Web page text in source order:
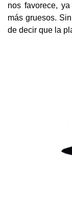
nos favorece,
más gruesos.
de decir que la